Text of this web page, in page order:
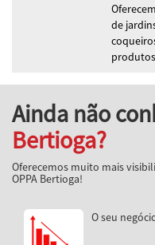
de
Ainda não
Bertioga?
Oferecemos muito mais
OPPA Bertioga!
O seu